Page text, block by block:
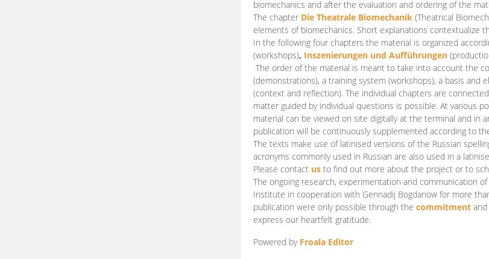
biomechanics and after the evaluation and ordering of the
The chapter Die Theatrale Biomechanik (Theatrical
elements of biomechanics. Short explanations contextualize
In the following four chapters the material is organized
(workshops), Inszenierungen und Aufführungen
The order of the material is meant to take into account the
(demonstrations), a training system (workshops), a basis
(context and reflection). The individual chapters are
matter guided by individual questions is possible. At various
material can be viewed on site digitally at the terminal and in
publication will be continuously supplemented according to
The texts make use of latinised versions of the Russian
acronyms commonly used in Russian are also used in a
Please contact us to find out more about the project or to
The ongoing research, experimentation and communication
Institute in cooperation with Gennadij Bogdanow for more
publication were only possible through the commitment
express our heartfelt gratitude.
Powered by Froala Editor